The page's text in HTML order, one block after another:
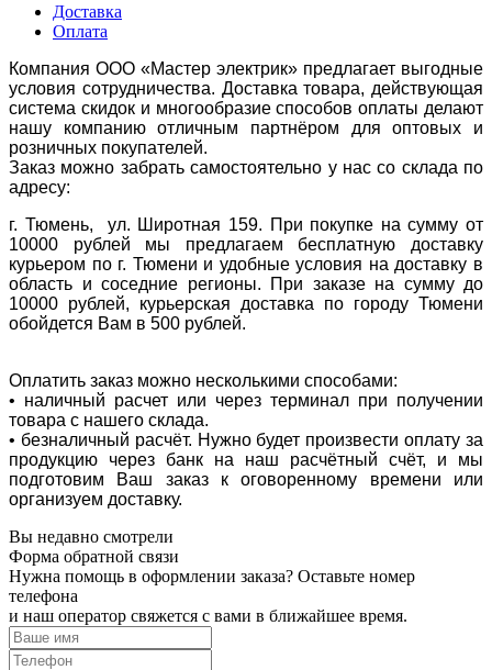
Доставка
Оплата
Компания ООО «Мастер электрик» предлагает выгодные
условия сотрудничества. Доставка товара, действующая
система скидок и многообразие способов оплаты делают
нашу компанию отличным партнёром для оптовых и
розничных покупателей.
Заказ можно забрать самостоятельно у нас со склада по
адресу:
г. Тюмень, ул. Широтная 159. При покупке на сумму от
10000 рублей мы предлагаем бесплатную доставку
курьером по г. Тюмени и удобные условия на доставку в
область и соседние регионы. При заказе на сумму до
10000 рублей, курьерская доставка по городу Тюмени
обойдется Вам в 500 рублей.
Оплатить заказ можно несколькими способами:
• наличный расчет или через терминал при получении
товара с нашего склада.
• безналичный расчёт. Нужно будет произвести оплату за
продукцию через банк на наш расчётный счёт, и мы
подготовим Ваш заказ к оговоренному времени или
организуем доставку.
Вы недавно смотрели
Форма обратной связи
Нужна помощь в оформлении заказа? Оставьте номер
телефона
и наш оператор свяжется с вами в ближайшее время.